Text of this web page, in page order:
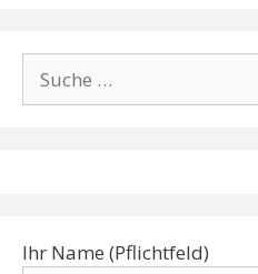
Ihr Name (Pflichtfeld)